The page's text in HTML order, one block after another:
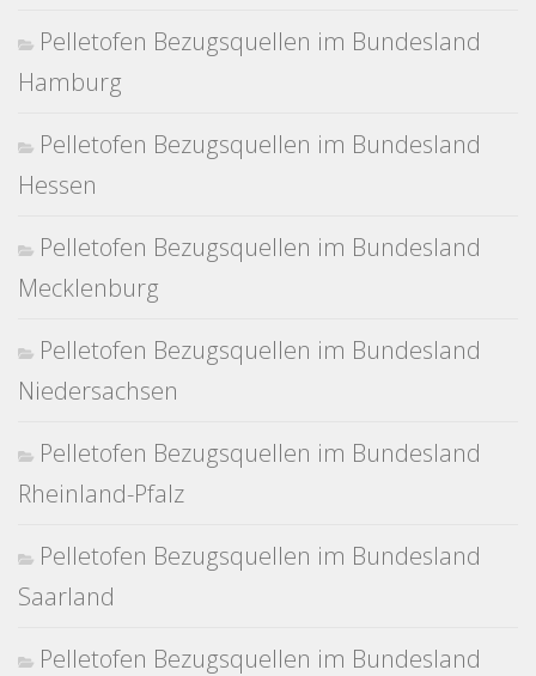
Pelletofen Bezugsquellen im Bundesland
Hamburg
Pelletofen Bezugsquellen im Bundesland
Hessen
Pelletofen Bezugsquellen im Bundesland
Mecklenburg
Pelletofen Bezugsquellen im Bundesland
Niedersachsen
Pelletofen Bezugsquellen im Bundesland
Rheinland-Pfalz
Pelletofen Bezugsquellen im Bundesland
Saarland
Pelletofen Bezugsquellen im Bundesland